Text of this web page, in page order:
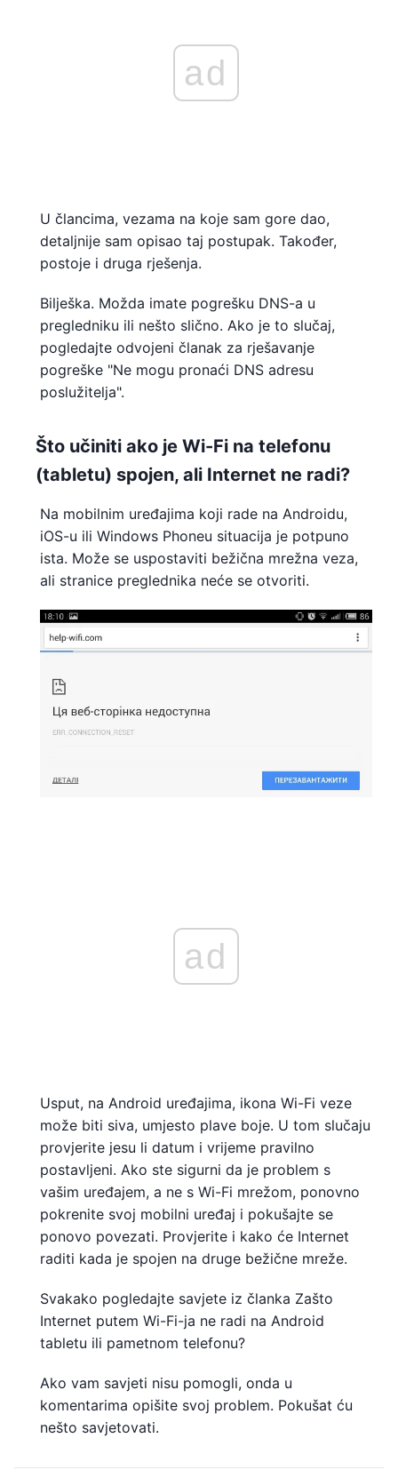
ad
U člancima, vezama na koje sam gore dao,
detaljnije sam opisao taj postupak. Također,
postoje i druga rješenja.
Bilješka. Možda imate pogrešku DNS-a u
pregledniku ili nešto slično. Ako je to slučaj,
pogledajte odvojeni članak za rješavanje
pogreške "Ne mogu pronaći DNS adresu
poslužitelja".
Što učiniti ako je Wi-Fi na telefonu
(tabletu) spojen, ali Internet ne radi?
Na mobilnim uređajima koji rade na Androidu,
iOS-u ili Windows Phoneu situacija je potpuno
ista. Može se uspostaviti bežična mrežna veza,
ali stranice preglednika neće se otvoriti.
ad
Usput, na Android uređajima, ikona Wi-Fi veze
može biti siva, umjesto plave boje. U tom slučaju
provjerite jesu li datum i vrijeme pravilno
postavljeni. Ako ste sigurni da je problem s
vašim uređajem, a ne s Wi-Fi mrežom, ponovno
pokrenite svoj mobilni uređaj i pokušajte se
ponovo povezati. Provjerite i kako će Internet
raditi kada je spojen na druge bežične mreže.
Svakako pogledajte savjete iz članka Zašto
Internet putem Wi-Fi-ja ne radi na Android
tabletu ili pametnom telefonu?
Ako vam savjeti nisu pomogli, onda u
komentarima opišite svoj problem. Pokušat ću
nešto savjetovati.